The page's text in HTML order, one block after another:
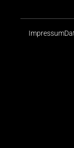
Impressum